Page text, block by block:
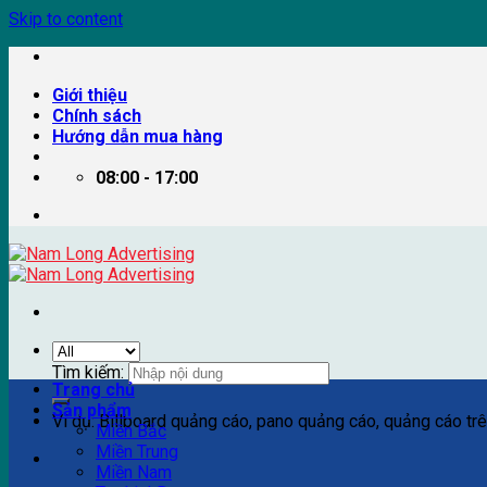
Skip to content
Giới thiệu
Chính sách
Hướng dẫn mua hàng
08:00 - 17:00
Tìm kiếm:
Ví dụ: Billboard quảng cáo, pano quảng cáo, quảng cáo
Trang chủ
Sản phẩm
Miền Bắc
Miền Trung
Miền Nam